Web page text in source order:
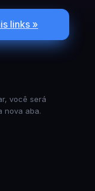
links »
você será
nova aba.